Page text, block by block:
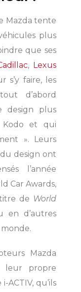
Mazda tente
plus
que ses
, Lexus
s’y faire, les
d’abord
design plus
Kodo et qui
». Leurs
design ont
l’année
Car Awards,
de World
en d’autres
Mazda
leur propre
ACTIV, qu’ils